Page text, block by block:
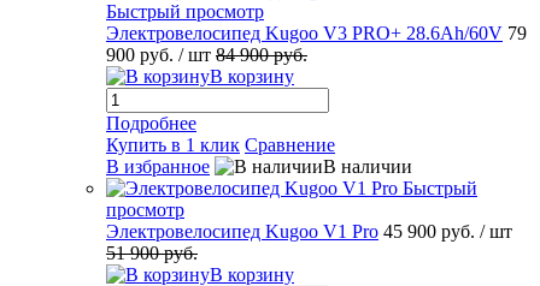
Быстрый просмотр
Электровелосипед Kugoo V3 PRO+ 28.6Ah/60V 79
900 руб. / шт 84 900 руб.
В корзину
Подробнее
Купить в 1 клик Сравнение
В избранное
В наличии
Быстрый
просмотр
Электровелосипед Kugoo V1 Pro 45 900 руб. / шт
51 900 руб.
В корзину